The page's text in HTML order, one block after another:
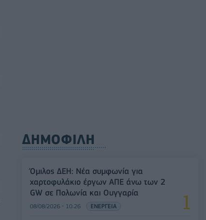
ΔΗΜΟΦΙΛΗ
Όμιλος ΔΕΗ: Νέα συμφωνία για
χαρτοφυλάκιο έργων ΑΠΕ άνω των 2
GW σε Πολωνία και Ουγγαρία
08/08/2026 - 10:26 ΕΝΕΡΓΕΙΑ